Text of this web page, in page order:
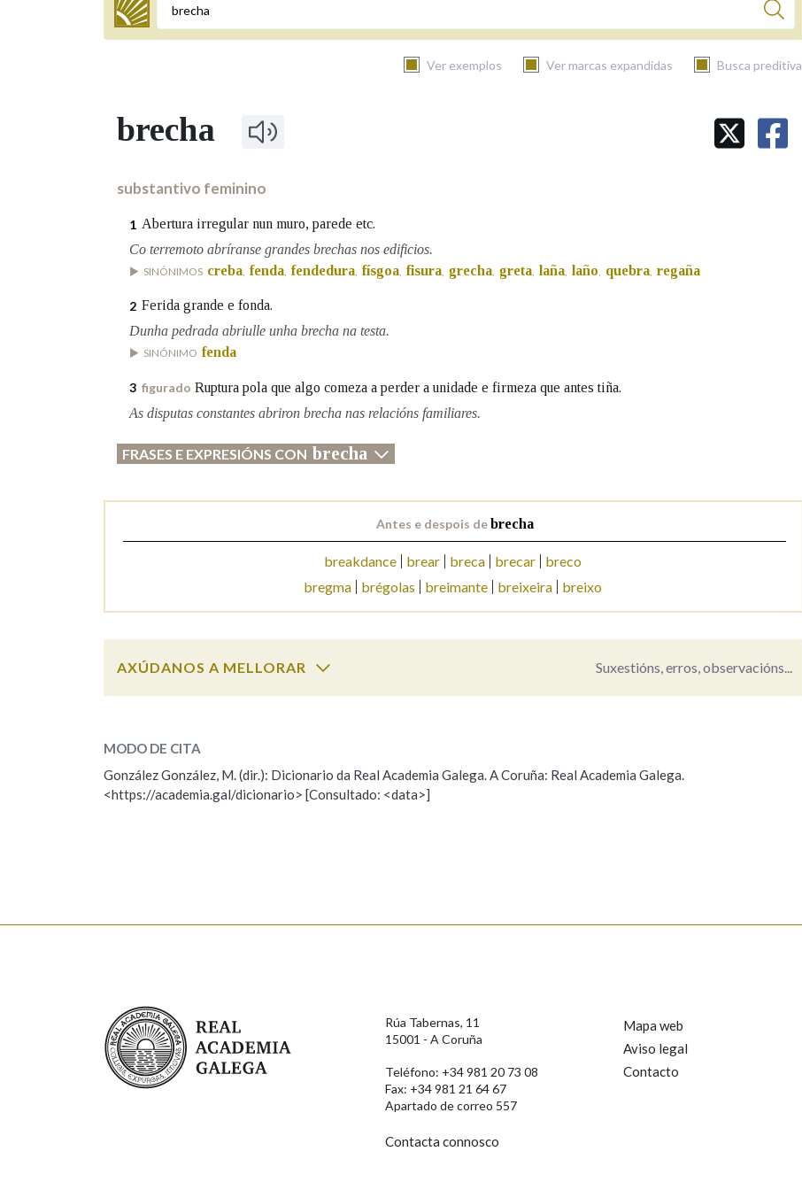
Termo a buscar
Ver exemplos Ver marcas expandidas Busca preditiva
BUSCAR NOS LEMAS
Remata por
OUTRAS OPCIÓNS DE BUSCA
AXUDA NA BUSCA
brecha
substantivo feminino
1 Abertura irregular nun muro, parede etc.
Co terremoto abríranse grandes brechas nos edificios.
SINÓNIMOS creba, fenda, fendedura, físgoa, fisura, grecha, greta, laña, laño, quebra, regaña
2 Ferida grande e fonda.
Dunha pedrada abriulle unha brecha na testa.
SINÓNIMO fenda
3 figurado Ruptura pola que algo comeza a perder a unidade e firmeza que antes tiña.
As disputas constantes abriron brecha nas relacións familiares.
FRASES E EXPRESIÓNS CON brecha
Antes e despois debrecha
breakdance brear breca brecar
breco
bregma
brégolas breimante breixeira breixo
AXÚDANOS A MELLORAR Suxestións, erros, observacións...
ESCOLLE UNHA OPCIÓN:
Observación Hai un erro na palabra Propoño mellorar a definición
Comentario
MODO DE CITA
González González, M. (dir.): Dicionario da Real Academia Galega. A Coruña: Real Academia Galega.
<https://academia.gal/dicionario> [Consultado: <data>]
Real Academia Galega
Rúa Tabernas, 11
15001 - A Coruña
Teléfono: +34 981 20 73 08
Fax: +34 981 21 64 67
Apartado de correo 557
Contacta connosco
Mapa web
Aviso legal
Contacto